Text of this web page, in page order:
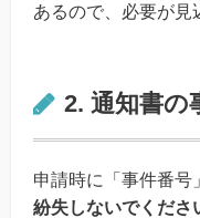
あるので、必要が見
2. 通知書の
申請時に「事件番号
紛失しないでくださ